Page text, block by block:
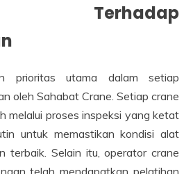
Terhadap
prioritas utama dalam setiap
oleh Sahabat Crane. Setiap crane
melalui proses inspeksi yang ketat
untuk memastikan kondisi alat
terbaik. Selain itu, operator crane